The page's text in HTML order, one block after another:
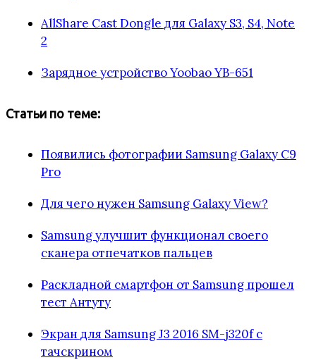
AllShare Cast Dongle для Galaxy S3, S4, Note
2
Зарядное устройство Yoobao YB-651
Статьи по теме:
Появились фотографии Samsung Galaxy C9
Pro
Для чего нужен Samsung Galaxy View?
Samsung улучшит функционал своего
сканера отпечатков пальцев
Раскладной смартфон от Samsung прошел
тест Антуту
Экран для Samsung J3 2016 SM-j320f с
тачскрином